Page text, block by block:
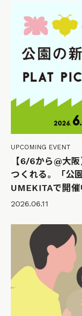
UPCOMING EVENT
【6/6から@大
つくれる。「公
UMEKITAで開催
2026.06.11